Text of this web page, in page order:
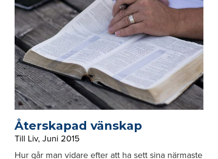
Återskapad vänskap
Till Liv, Juni 2015
Hur går man vidare efter att ha sett sina närmaste